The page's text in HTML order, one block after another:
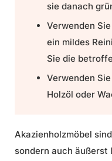
sie danach
Verwenden
ein mildes
Sie die
Verwenden
Holzöl oder
Akazienholzmöbel
sondern auch